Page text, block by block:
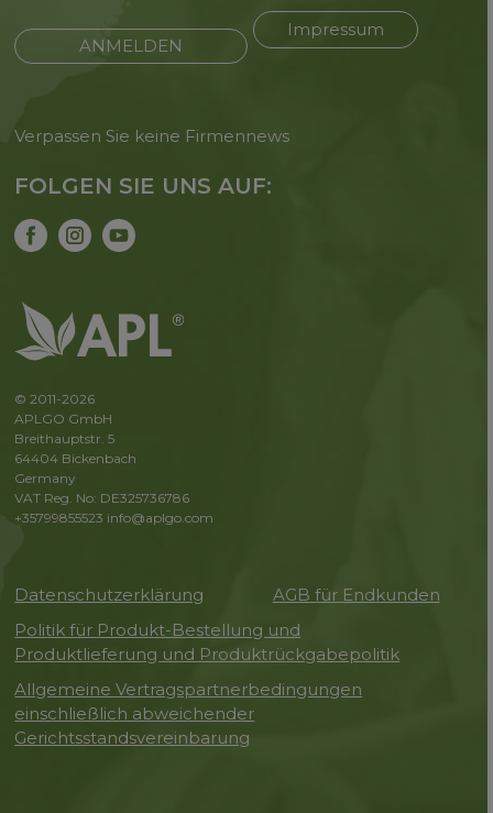
ANMELDEN
Impressum
Verpassen Sie keine Firmennews
FOLGEN SIE UNS AUF:
© 2011-2026
APLGO GmbH
Breithauptstr. 5
64404 Bickenbach
Germany
VAT Reg. No: DE325736786
+35799855523 info@aplgo.com
Datenschutzerklärung
AGB für Endkunden
Politik für Produkt-Bestellung und
Produktlieferung und Produktrückgabepolitik
Allgemeine Vertragspartnerbedingungen
einschließlich abweichender
Gerichtsstandsvereinbarung